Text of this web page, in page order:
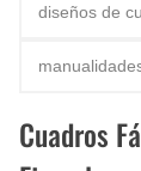
Que
diseños de
Cuadros